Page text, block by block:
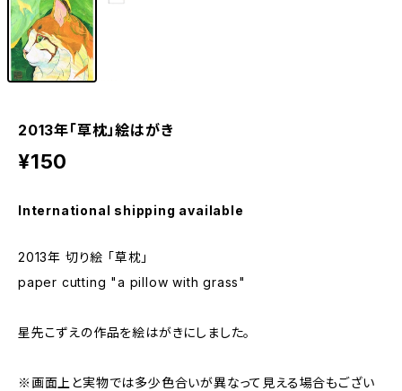
2013年「草枕」絵はがき
¥150
International shipping available
2013年 切り絵 「草枕」
paper cutting "a pillow with grass"
星先こずえの作品を絵はがきにしました。
※画面上と実物では多少色合いが異なって見える場合もござい